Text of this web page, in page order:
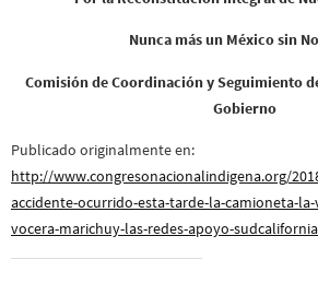
Nunca más un México sin
Comisión de Coordinación y Seguimiento
Gobierno
Publicado originalmente en:
http://www.congresonacionalindigena.org/
accidente-ocurrido-esta-tarde-la-camioneta-la-
vocera-marichuy-las-redes-apoyo-